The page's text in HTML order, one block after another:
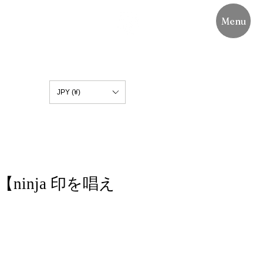
Menu
ninja 印を唱え
JPY (¥)